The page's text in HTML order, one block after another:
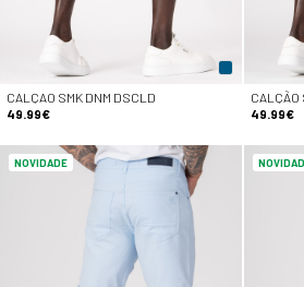
CALÇAO SMK DNM DSCLD
49.99€
CALÇÃO
49.99€
NOVIDADE